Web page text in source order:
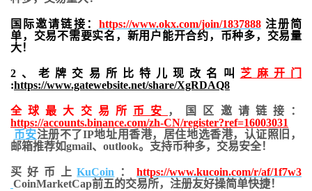
国际邀请链接： https://www.okx.com/join/1837888注册简
单，交易不需要实名，新用户能开合约， 币种多，交易量
大！
2、老牌交易所比特儿现改名叫 芝麻开门
:https://www.gatewebsite.net/share/XgRDAQ8
全球最大交易所 币安
，国区邀请链接：
https://accounts.binance.com/zh-CN/register?ref=16003031
币安注册不了IP地址用香港，居住地选香港，认证照旧，
邮箱推荐如gmail、outlook。支持币种多，交易安全！
买好币上KuCoin ：https://www.kucoin.com/r/af/1f7w3
CoinMarketCap前五的交易所，注册友好操简单快捷！